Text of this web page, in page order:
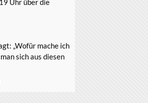
Uhr über die
„Wofür mache ich
sich aus diesen